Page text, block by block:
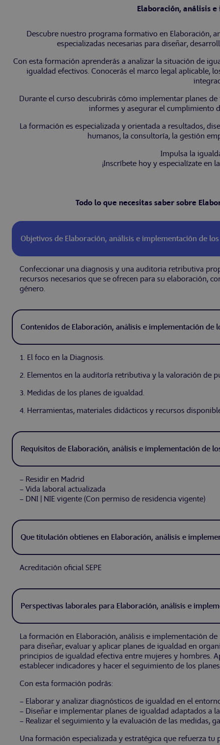
Elaboración, análisis
Descubre nuestro programa formativo en Elaboración,
especializadas necesarias para diseñar,
Con esta formación aprenderás a analizar la situación de
igualdad efectivos. Conocerás el marco legal aplicable,
Durante el curso descubrirás cómo implementar planes
informes y asegurar el cumplimiento
La formación es especializada y orientada a resultados,
humanos, la consultoría, la gestión
Impulsa la
¡Inscríbete hoy y especialízate
Todo lo que necesitas saber sobre
Objetivos de Elaboración, análisis e implementación de
Confeccionar una diagnosis y una auditoria retributiva
recursos necesarios que se ofrecen para su elaboración,
género.
Contenidos de Elaboración, análisis e implementación de
1. El foco en la Diagnosis.
2. Elementos en la auditoría retributiva y la valoración de
3. Medidas de los planes de igualdad.
4. Herramientas, materiales didácticos y recursos
Requisitos de Elaboración, análisis e implementación de
– Residir en Madrid
– Vida laboral actualizada
– DNI | NIE vigente (Con permiso de residencia vigente)
Que titulación obtienes en Elaboración, análisis e
Acreditación oficial SEPE
Perspectivas laborales para Elaboración, análisis e
La formación en Elaboración, análisis e implementación
para diseñar, evaluar y aplicar planes de igualdad en
principios de igualdad efectiva entre mujeres y hombres.
establecer indicadores y hacer el seguimiento de los
Con esta formación podrás:
– Elaborar y analizar diagnósticos de igualdad en el
– Diseñar e implementar planes de igualdad adaptados a
– Realizar el seguimiento y la evaluación de las medidas,
Una formación especializada y estratégica que refuerza